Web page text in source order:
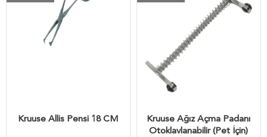
Kruuse Allis Pensi 18 CM
Kruuse Ağız Açma Padanı
Otoklavlanabilir (Pet İçin)